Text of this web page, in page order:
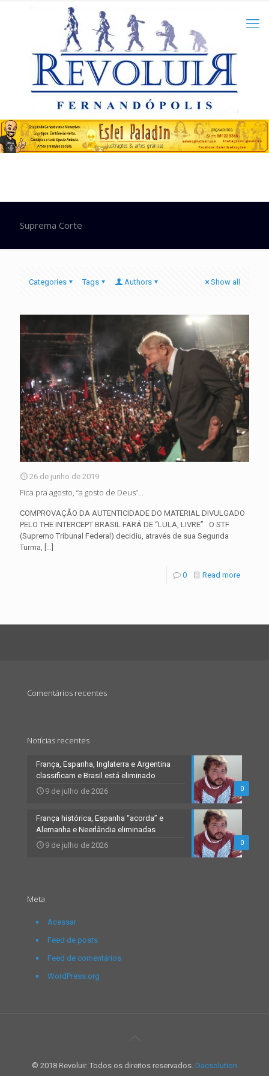
Suprema Corte
Categories Tags Authors Show all
26 de junho de 2019
Fica pra agosto, “a gosto de Deus”…
COMPROVAÇÃO DA AUTENTICIDADE DO MATERIAL DIVULGADO
PELO THE INTERCEPT BRASIL FARÁ DE “LULA, LIVRE” O STF
(Supremo Tribunal Federal) decidiu, através de sua Segunda
Turma, […]
0 Read more
Comentários recentes
Notícias recentes
0
França, Espanha, Inglaterra e Argentina
classificam e Brasil está eliminado
9 de julho de 2026
0
França histórica, Espanha “acorda” e
Alemanha e Neerlândia eliminadas
9 de julho de 2026
Meta
Acessar
Feed de posts
Feed de comentários
WordPress.org
© 2018 Revoluir. Todos os direitos reservados. Dacsolution